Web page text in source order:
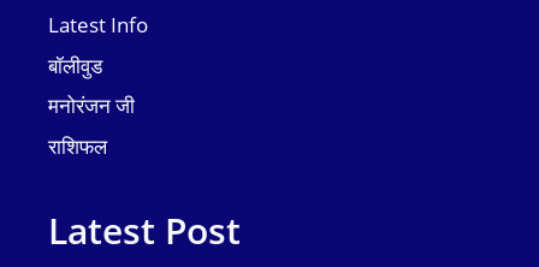
Latest Info
बॉलीवुड
मनोरंजन जी
राशिफल
Latest Post